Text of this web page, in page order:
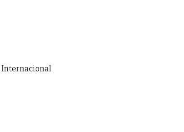
Internacional